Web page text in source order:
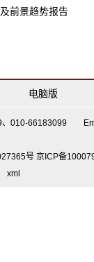
前景趋势报告
电脑版
、010-66183099
号 京ICP备
xml